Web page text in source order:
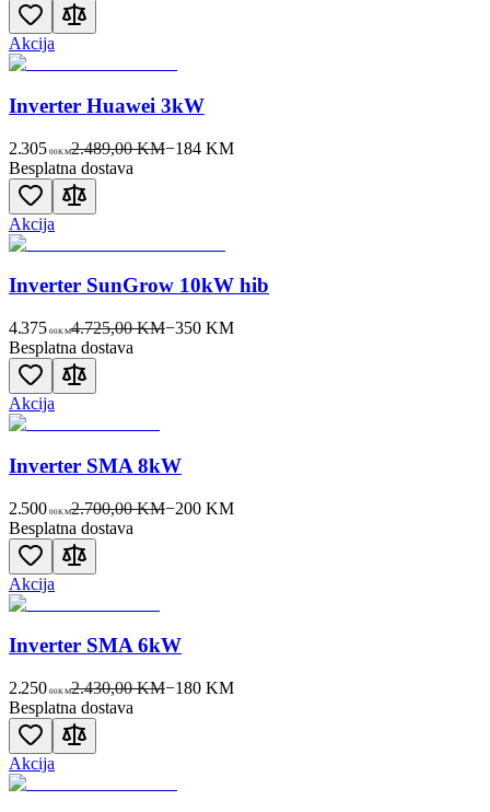
Akcija
Inverter Huawei 3kW
2.305 00KM2.489,00 KM−184KM
Besplatna dostava
Akcija
Inverter SunGrow 10kW hib
4.375 00KM4.725,00 KM−350KM
Besplatna dostava
Akcija
Inverter SMA 8kW
2.500 00KM2.700,00 KM−200KM
Besplatna dostava
Akcija
Inverter SMA 6kW
2.250 00KM2.430,00 KM−180KM
Besplatna dostava
Akcija